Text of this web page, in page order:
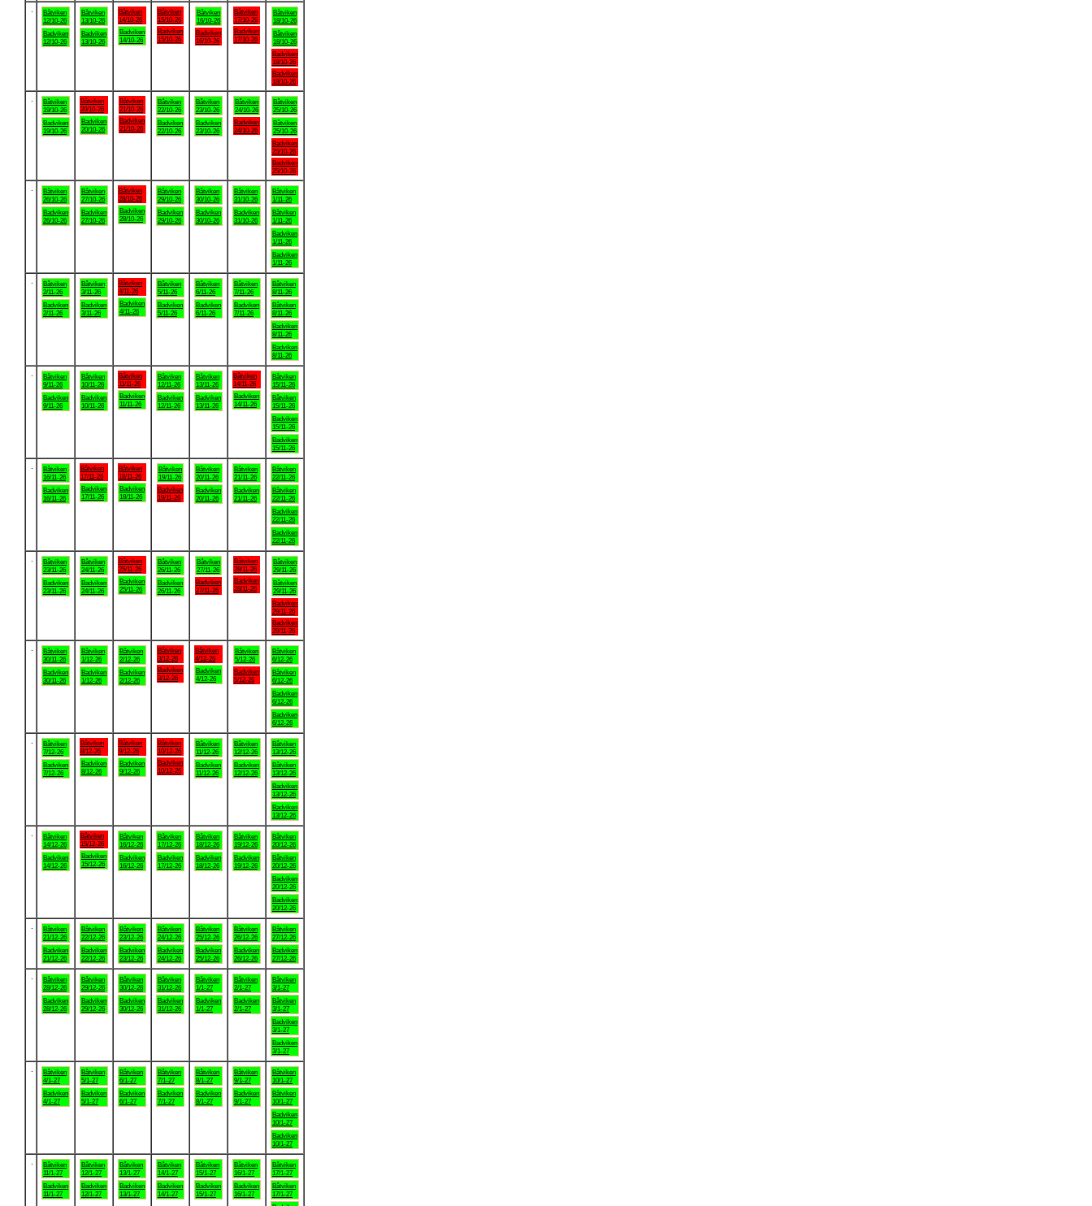
Båtviken
12/10-26
Badviken
12/10-26
Båtviken
13/10-26
Badviken
13/10-26
Båtviken
14/10-26
Badviken
14/10-26
Båtviken
15/10-26
Badviken
15/10-26
Båtviken
16/10-26
Badviken
16/10-26
Båtviken
17/10-26
Badviken
17/10-26
Båtviken
18/10-26
Båtviken
18/10-26
Badviken
18/10-26
Badviken
18/10-26
Båtviken
19/10-26
Badviken
19/10-26
Båtviken
20/10-26
Badviken
20/10-26
Båtviken
21/10-26
Badviken
21/10-26
Båtviken
22/10-26
Badviken
22/10-26
Båtviken
23/10-26
Badviken
23/10-26
Båtviken
24/10-26
Badviken
24/10-26
Båtviken
25/10-26
Båtviken
25/10-26
Badviken
25/10-26
Badviken
25/10-26
Båtviken
26/10-26
Badviken
26/10-26
Båtviken
27/10-26
Badviken
27/10-26
Båtviken
28/10-26
Badviken
28/10-26
Båtviken
29/10-26
Badviken
29/10-26
Båtviken
30/10-26
Badviken
30/10-26
Båtviken
31/10-26
Badviken
31/10-26
Båtviken
1/11-26
Båtviken
1/11-26
Badviken
1/11-26
Badviken
1/11-26
Båtviken
2/11-26
Badviken
2/11-26
Båtviken
3/11-26
Badviken
3/11-26
Båtviken
4/11-26
Badviken
4/11-26
Båtviken
5/11-26
Badviken
5/11-26
Båtviken
6/11-26
Badviken
6/11-26
Båtviken
7/11-26
Badviken
7/11-26
Båtviken
8/11-26
Båtviken
8/11-26
Badviken
8/11-26
Badviken
8/11-26
Båtviken
9/11-26
Badviken
9/11-26
Båtviken
10/11-26
Badviken
10/11-26
Båtviken
11/11-26
Badviken
11/11-26
Båtviken
12/11-26
Badviken
12/11-26
Båtviken
13/11-26
Badviken
13/11-26
Båtviken
14/11-26
Badviken
14/11-26
Båtviken
15/11-26
Båtviken
15/11-26
Badviken
15/11-26
Badviken
15/11-26
Båtviken
16/11-26
Badviken
16/11-26
Båtviken
17/11-26
Badviken
17/11-26
Båtviken
18/11-26
Badviken
18/11-26
Båtviken
19/11-26
Badviken
19/11-26
Båtviken
20/11-26
Badviken
20/11-26
Båtviken
21/11-26
Badviken
21/11-26
Båtviken
22/11-26
Båtviken
22/11-26
Badviken
22/11-26
Badviken
22/11-26
Båtviken
23/11-26
Badviken
23/11-26
Båtviken
24/11-26
Badviken
24/11-26
Båtviken
25/11-26
Badviken
25/11-26
Båtviken
26/11-26
Badviken
26/11-26
Båtviken
27/11-26
Badviken
27/11-26
Båtviken
28/11-26
Badviken
28/11-26
Båtviken
29/11-26
Båtviken
29/11-26
Badviken
29/11-26
Badviken
29/11-26
Båtviken
30/11-26
Badviken
30/11-26
Båtviken
1/12-26
Badviken
1/12-26
Båtviken
2/12-26
Badviken
2/12-26
Båtviken
3/12-26
Badviken
3/12-26
Båtviken
4/12-26
Badviken
4/12-26
Båtviken
5/12-26
Badviken
5/12-26
Båtviken
6/12-26
Båtviken
6/12-26
Badviken
6/12-26
Badviken
6/12-26
Båtviken
7/12-26
Badviken
7/12-26
Båtviken
8/12-26
Badviken
8/12-26
Båtviken
9/12-26
Badviken
9/12-26
Båtviken
10/12-26
Badviken
10/12-26
Båtviken
11/12-26
Badviken
11/12-26
Båtviken
12/12-26
Badviken
12/12-26
Båtviken
13/12-26
Båtviken
13/12-26
Badviken
13/12-26
Badviken
13/12-26
Båtviken
14/12-26
Badviken
14/12-26
Båtviken
15/12-26
Badviken
15/12-26
Båtviken
16/12-26
Badviken
16/12-26
Båtviken
17/12-26
Badviken
17/12-26
Båtviken
18/12-26
Badviken
18/12-26
Båtviken
19/12-26
Badviken
19/12-26
Båtviken
20/12-26
Båtviken
20/12-26
Badviken
20/12-26
Badviken
20/12-26
Båtviken
21/12-26
Badviken
21/12-26
Båtviken
22/12-26
Badviken
22/12-26
Båtviken
23/12-26
Badviken
23/12-26
Båtviken
24/12-26
Badviken
24/12-26
Båtviken
25/12-26
Badviken
25/12-26
Båtviken
26/12-26
Badviken
26/12-26
Båtviken
27/12-26
Badviken
27/12-26
Båtviken
28/12-26
Badviken
28/12-26
Båtviken
29/12-26
Badviken
29/12-26
Båtviken
30/12-26
Badviken
30/12-26
Båtviken
31/12-26
Badviken
31/12-26
Båtviken
1/1-27
Badviken
1/1-27
Båtviken
2/1-27
Badviken
2/1-27
Båtviken
3/1-27
Båtviken
3/1-27
Badviken
3/1-27
Badviken
3/1-27
Båtviken
4/1-27
Badviken
4/1-27
Båtviken
5/1-27
Badviken
5/1-27
Båtviken
6/1-27
Badviken
6/1-27
Båtviken
7/1-27
Badviken
7/1-27
Båtviken
8/1-27
Badviken
8/1-27
Båtviken
9/1-27
Badviken
9/1-27
Båtviken
10/1-27
Båtviken
10/1-27
Badviken
10/1-27
Badviken
10/1-27
Båtviken
11/1-27
Badviken
11/1-27
Båtviken
12/1-27
Badviken
12/1-27
Båtviken
13/1-27
Badviken
13/1-27
Båtviken
14/1-27
Badviken
14/1-27
Båtviken
15/1-27
Badviken
15/1-27
Båtviken
16/1-27
Badviken
16/1-27
Båtviken
17/1-27
Båtviken
17/1-27